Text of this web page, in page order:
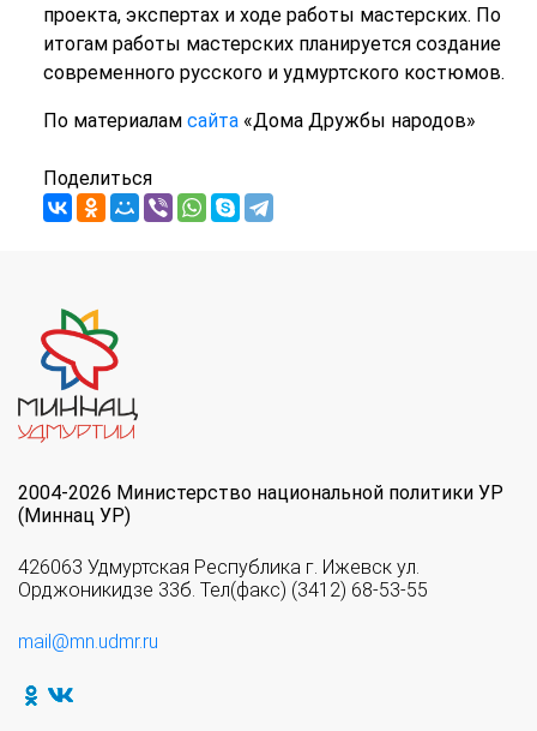
проекта, экспертах и ходе работы мастерских. По
итогам работы мастерских планируется создание
современного русского и удмуртского костюмов.
По материалам сайта«Дома Дружбы народов»
Поделиться
2004-2026 Министерство национальной политики УР
(Миннац УР)
426063 Удмуртская Республика г. Ижевск ул.
Орджоникидзе 33б. Тел(факс) (3412) 68-53-55
mail@mn.udmr.ru